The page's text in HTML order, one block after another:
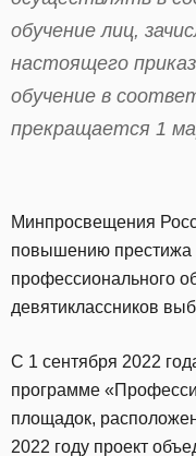
обучение лиц,
настоящего
обучение в
прекращается 1
Минпросвещения
повышению престижа
профессионального
девятиклассников
С 1 сентября 2022
программе
площадок,
2022 году проект